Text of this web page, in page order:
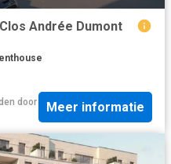
Andrée Dumont
door
Meer informatie